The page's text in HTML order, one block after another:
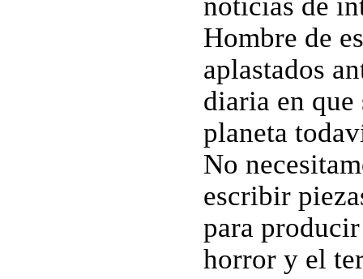
Hombre de
aplastados
diaria en
planeta
No
escribir
para
horror y el